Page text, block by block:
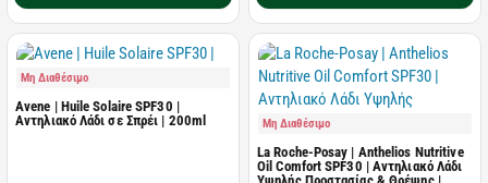
Μη Διαθέσιμο
Avene | Huile Solaire SPF30 |
Αντηλιακό Λάδι σε Σπρέι | 200ml
Μη Διαθέσιμο
La Roche-Posay | Anthelios Nutritive
Oil Comfort SPF30 | Αντηλιακό Λάδι